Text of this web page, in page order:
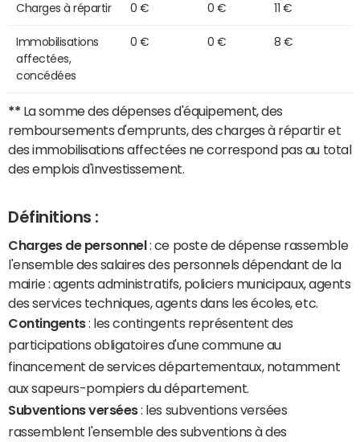
Charges à répartir 0 € 0 € 11 €
Immobilisations
affectées,
concédées
0 € 0 € 8 €
** La somme des dépenses d'équipement, des
remboursements d'emprunts, des charges à répartir et
des immobilisations affectées ne correspond pas au total
des emplois d'investissement.
Définitions :
Charges de personnel : ce poste de dépense rassemble
l'ensemble des salaires des personnels dépendant de la
mairie : agents administratifs, policiers municipaux, agents
des services techniques, agents dans les écoles, etc.
Contingents: les contingents représentent des
participations obligatoires d'une commune au
financement de services départementaux, notamment
aux sapeurs-pompiers du département.
Subventions versées: les subventions versées
rassemblent l'ensemble des subventions à des